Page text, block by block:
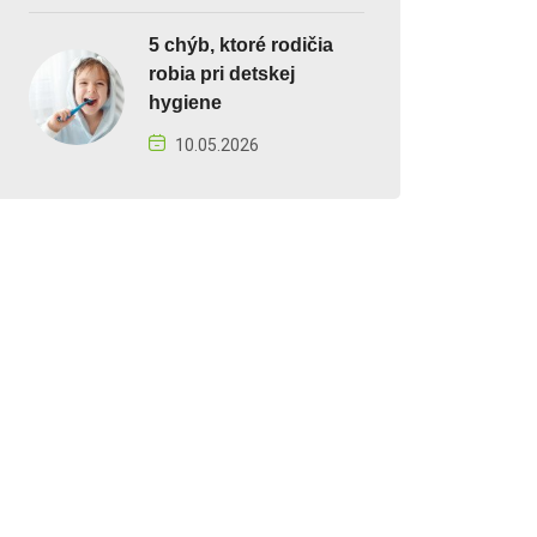
5 chýb, ktoré rodičia
robia pri detskej
hygiene
10.05.2026